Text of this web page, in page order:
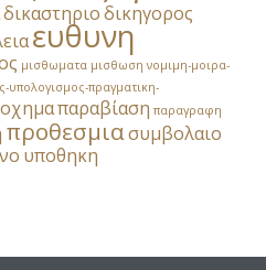
δικαστηριοδικηγορος
ευθυνη
μισθωματα μισθωση νομιμη-μοιρα-
υπολογισμος-πραγματικη-
οχημαπαραβίαση παραγραφη
προθεσμιασυμβολαιο
υποθηκη